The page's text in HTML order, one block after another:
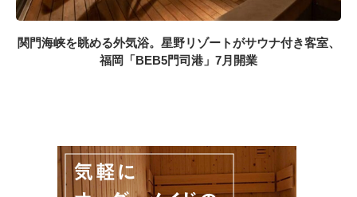
関門海峡を眺める外気浴。星野リゾートがサウナ付き客室、
福岡「BEB5門司港」7月開業